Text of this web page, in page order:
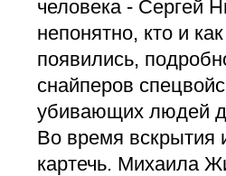
человека - Сергей
непонятно, кто и
появились,
снайперов
убивающих людей
Во время вскрытия
картечь. Михаила